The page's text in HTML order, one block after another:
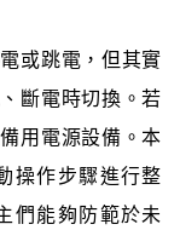
或跳電，但其實
斷電時切換。若
用電源設備。本
操作步驟進行整
們能夠防範於未